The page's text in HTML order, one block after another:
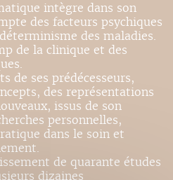
intègre dans son
des facteurs psychiques
des maladies.
de la clinique et des
de ses prédécesseurs,
des représentations
issus de son
personnelles,
dans le soin et
de quarante études
dizaines